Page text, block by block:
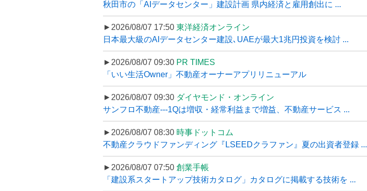
秋田市の「AIデータセンター」建設計画 県内経済と雇用創出に ...
►2026/08/07 17:50 東洋経済オンライン
日本最大級のAIデータセンター建設､UAEが最大1兆円投資を検討 ...
►2026/08/07 09:30 PR TIMES
「いい生活Owner」不動産オーナーアプリリニューアル
►2026/08/07 09:30 ダイヤモンド・オンライン
サンフロ不動産---1Qは増収・経常利益まで増益、不動産サービス ...
►2026/08/07 08:30 時事ドットコム
不動産クラウドファンディング『LSEEDクラファン』夏の出資者登録 ...
►2026/08/07 07:50 創業手帳
「建設系スタートアップ技術カタログ」カタログに掲載する技術を ...